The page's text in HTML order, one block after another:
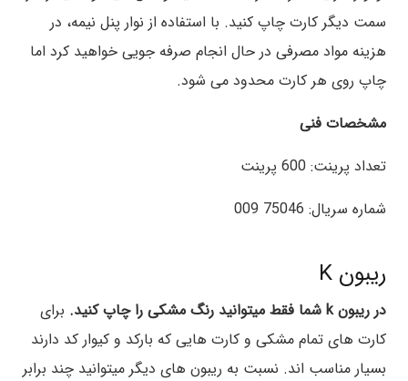
سمت دیگر کارت چاپ کنید. با استفاده از نوار پنل نیمه، در
هزینه مواد مصرفی در حال انجام صرفه جویی خواهید کرد اما
چاپ روی هر کارت محدود می شود.
مشخصات فنی
تعداد پرینت: 600 پرینت
شماره سریال: 75046 009
ریبون K
در ریبون k شما فقط میتوانید رنگ مشکی را چاپ کنید.
برای
کارت های تمام مشکی و کارت هایی که بارکد و کیوار کد دارند
بسیار مناسب اند. نسبت به ریبون های دیگر میتوانید چند برابر